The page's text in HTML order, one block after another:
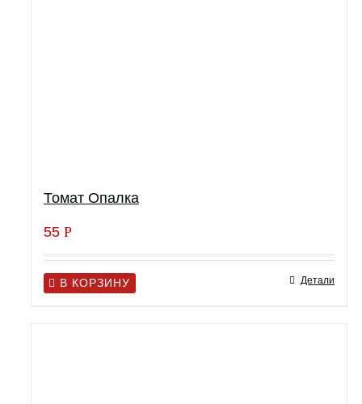
Томат Опалка
55 Р
В КОРЗИНУ Детали